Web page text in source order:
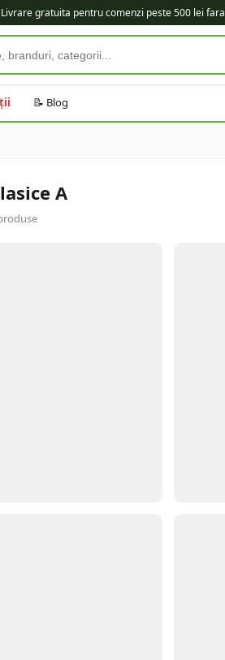
Livrare gratuita pentru comenzi peste 500 lei fara
📝 Blog
A